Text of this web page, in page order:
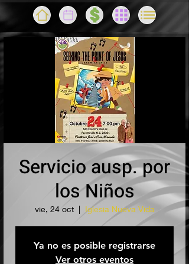
Servicio ausp. por
los Niños
vie, 24 oct
  |
Iglesia Nueva Vida
Ya no es posible registrarse
Ver otros eventos